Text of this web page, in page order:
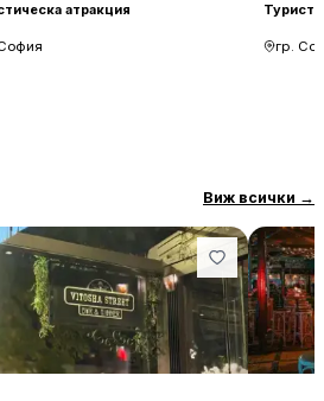
атракция
гр.
Виж всички →